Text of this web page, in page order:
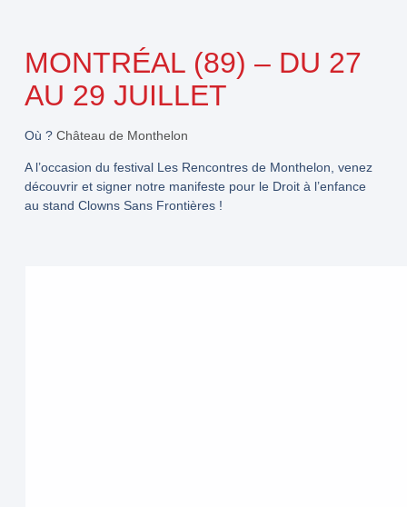
MONTRÉAL (89) – DU 27
AU 29 JUILLET
Où ? Château de Monthelon
A l’occasion du festival Les Rencontres de Monthelon, venez
découvrir et signer notre manifeste pour le Droit à l’enfance
au stand Clowns Sans Frontières !